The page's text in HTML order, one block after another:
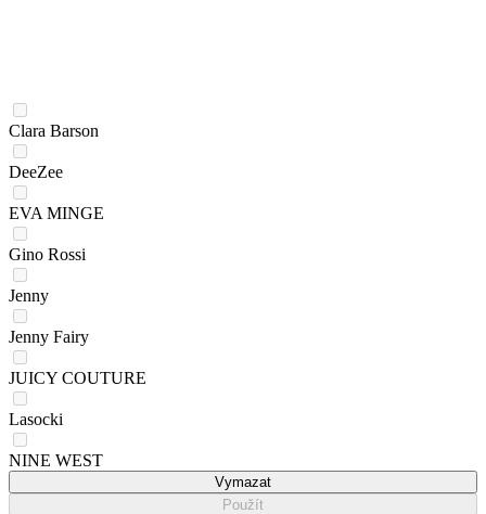
Clara Barson
DeeZee
EVA MINGE
Gino Rossi
Jenny
Jenny Fairy
JUICY COUTURE
Lasocki
NINE WEST
Vymazat
Použít